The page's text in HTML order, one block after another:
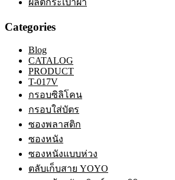
ผลิตกระเป๋าผ้า
Categories
Blog
CATALOG
PRODUCT
T-017V
กรอบซิลิโคน
กรอบใส่บัตร
ซองพลาสติก
ซองหนัง
ซองหนังแบบห่วง
ตลับเก็บสาย YOYO